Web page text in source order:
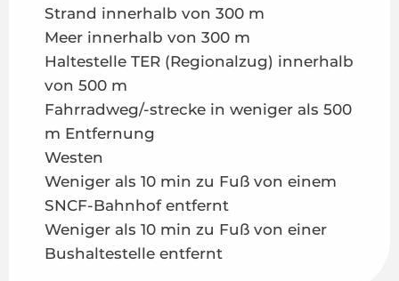
Strand innerhalb von 300 m
Meer innerhalb von 300 m
Haltestelle TER (Regionalzug) innerhalb
von 500 m
Fahrradweg/-strecke in weniger als 500
m Entfernung
Westen
Weniger als 10 min zu Fuß von einem
SNCF-Bahnhof entfernt
Weniger als 10 min zu Fuß von einer
Bushaltestelle entfernt